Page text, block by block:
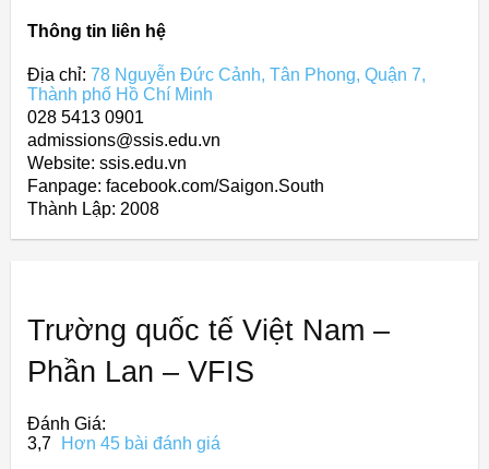
Thông tin liên hệ
Địa chỉ: 78 Nguyễn Đức Cảnh, Tân Phong, Quận 7,
Thành phố Hồ Chí Minh
028 5413 0901
admissions@ssis.edu.vn
Website: ssis.edu.vn
Fanpage: facebook.com/Saigon.South
Thành Lập: 2008
Trường quốc tế Việt Nam –
Phần Lan – VFIS
Đánh Giá:
3,7
Hơn 45 bài đánh giá